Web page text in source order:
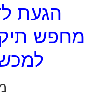
הגעת
מחפש